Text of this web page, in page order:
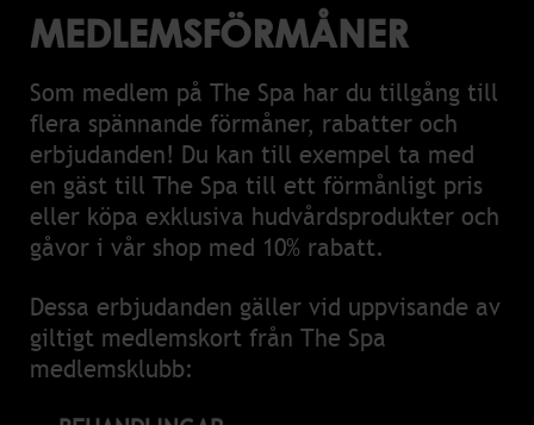
MEDLEMSFÖRMÅNER
Som medlem påThe Spa har du tillgång till
flera spännande förmåner, rabatter och
erbjudanden! Du kan till exempel ta med
en gäst till The Spa till ett förmånligt pris
eller köpa exklusiva hudvårdsprodukter och
gåvor i vår shop med 10% rabatt.
Dessa erbjudanden gäller vid uppvisande av
giltigt medlemskort från The Spa
medlemsklubb: